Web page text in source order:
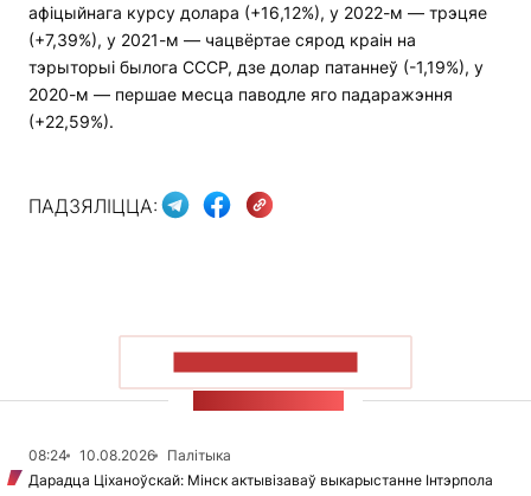
афіцыйнага курсу долара (+16,12%), у 2022-м — трэцяе
(+7,39%), у 2021-м — чацвёртае сярод краін на
тэрыторыі былога СССР, дзе долар патаннеў (-1,19%), у
2020-м — першае месца паводле яго падаражэння
(+22,59%).
ПАДЗЯЛІЦЦА:
08:24 10.08.2026
Палітыка
Дарадца Ціханоўскай: Мінск актывізаваў выкарыстанне Інтэрпола